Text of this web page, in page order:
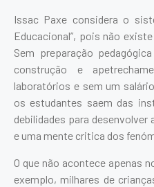
Issac Paxe considera o
Educacional”, pois não
Sem preparação
construção e
laboratórios e sem um
os estudantes saem das
debilidades para
e uma mente critica dos
O que não acontece apenas
exemplo, milhares de